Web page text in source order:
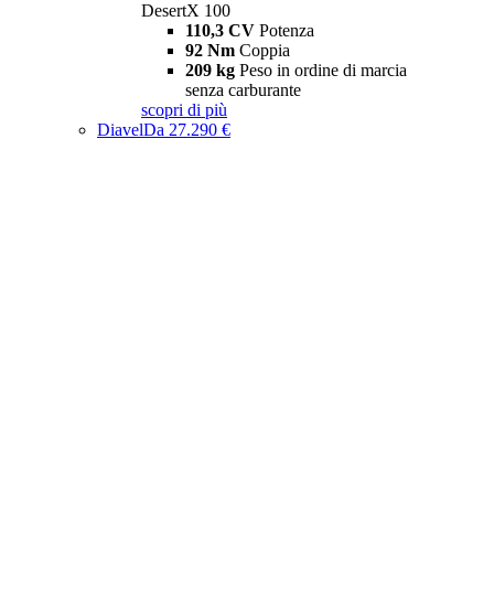
DesertX 100
110,3 CV Potenza
92 Nm Coppia
209 kg Peso in ordine di marcia
senza carburante
scopri di più
DiavelDa 27.290 €